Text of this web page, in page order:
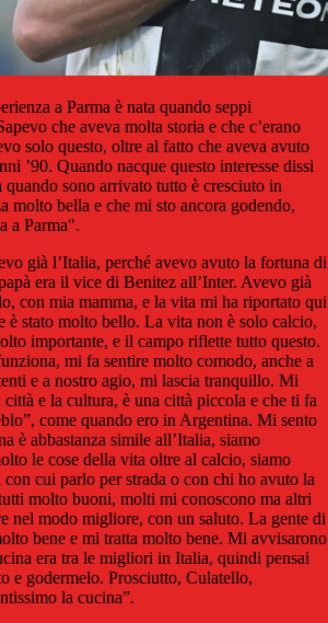
a Parma è nata quando seppi
che aveva molta storia e che c’erano
solo questo, oltre al fatto che aveva avuto
’90. Quando nacque questo interesse dissi
sono arrivato tutto è cresciuto in
molto bella e che mi sto ancora godendo,
a Parma".
già l’Italia, perché avevo avuto la fortuna di
era il vice di Benitez all’Inter. Avevo già
con mia mamma, e la vita mi ha riportato qui
è stato molto bello. La vita non è solo calcio,
importante, e il campo riflette tutto questo.
mi fa sentire molto comodo, anche a
e a nostro agio, mi lascia tranquillo. Mi
e la cultura, è una città piccola e che ti fa
come quando ero in Argentina. Mi sento
è abbastanza simile all’Italia, siamo
le cose della vita oltre al calcio, siamo
cui parlo per strada o con chi ho avuto la
molto buoni, molti mi conoscono ma altri
nel modo migliore, con un saluto. La gente di
bene e mi tratta molto bene. Mi avvisarono
era tra le migliori in Italia, quindi pensai
e godermelo. Prosciutto, Culatello,
la cucina”.